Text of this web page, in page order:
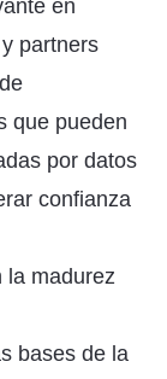
en
partners
que pueden
por datos
confianza
la madurez
bases de la